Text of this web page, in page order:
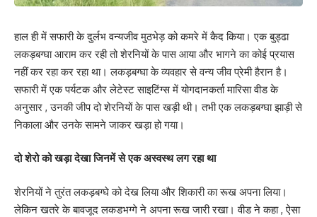
हाल ही में सफारी के दुर्लभ वन्यजीव मुठभेड़ को कमरे में कैद किया। एक बुड्ढा
लकड़बग्घा आराम कर रही तो शेरनियों के पास आया और भागने का कोई प्रयास
नहीं कर रहा कर रहा था। लकड़बग्घा के व्यवहार से वन्य जीव प्रेमी हैरान है।
सफारी में एक पर्यटक और लेटेस्ट साइटिंग्स में योगदानकर्ता मारिसा वीड के
अनुसार , उनकी जीप दो शेरनियों के पास खड़ी थी। तभी एक लकड़बग्घा झाड़ी से
निकाला और उनके सामने जाकर खड़ा हो गया।
दो शेरो को खड़ा देखा जिनमें से एक अस्वस्थ लग रहा था
शेरनियों ने तुरंत लकड़बग्घे को देख लिया और शिकारी का रूख अपना लिया।
लेकिन खतरे के बावजूद लकडभग्गे ने अपना रूख जारी रखा। वीड ने कहा , ऐसा